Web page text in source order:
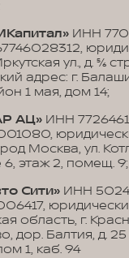
ИНН
ул., д. 5/6
адрес: г.
1 мая, дом 14;
АЦ» ИНН
Москва, ул.
этаж 2, помещ. 9;
Сити» ИНН
область, г.
дор. Балтия, д. 25
1, каб. 94